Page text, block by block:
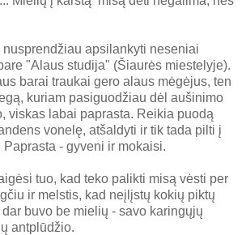
apsilankyti neseniai
"Alaus studija" (Šiaurės miestelyje).
barai traukai gero alaus mėgėjus, ten
kuriam pasiguodžiau dėl aušinimo
viskas labai paprasta. Reikia puodą
vonelę, atšaldyti ir tik tada pilti į
- gyveni ir mokaisi.
tuo, kad teko palikti misą vėsti per
ir melstis, kad neįlįstų kokių piktų
buvo be mielių - savo karingųjų
antplūdžio.